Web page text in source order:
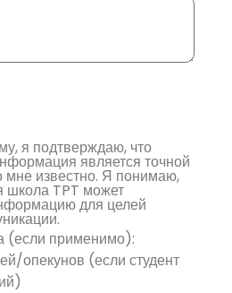
я подтверждаю, что
является точной
мне известно. Я понимаю,
школа TPT может
для целей
(если применимо):
опекунов (если студент